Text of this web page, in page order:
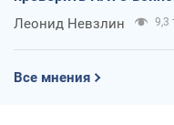
Леонид Невзлин 9,3
Все мнения